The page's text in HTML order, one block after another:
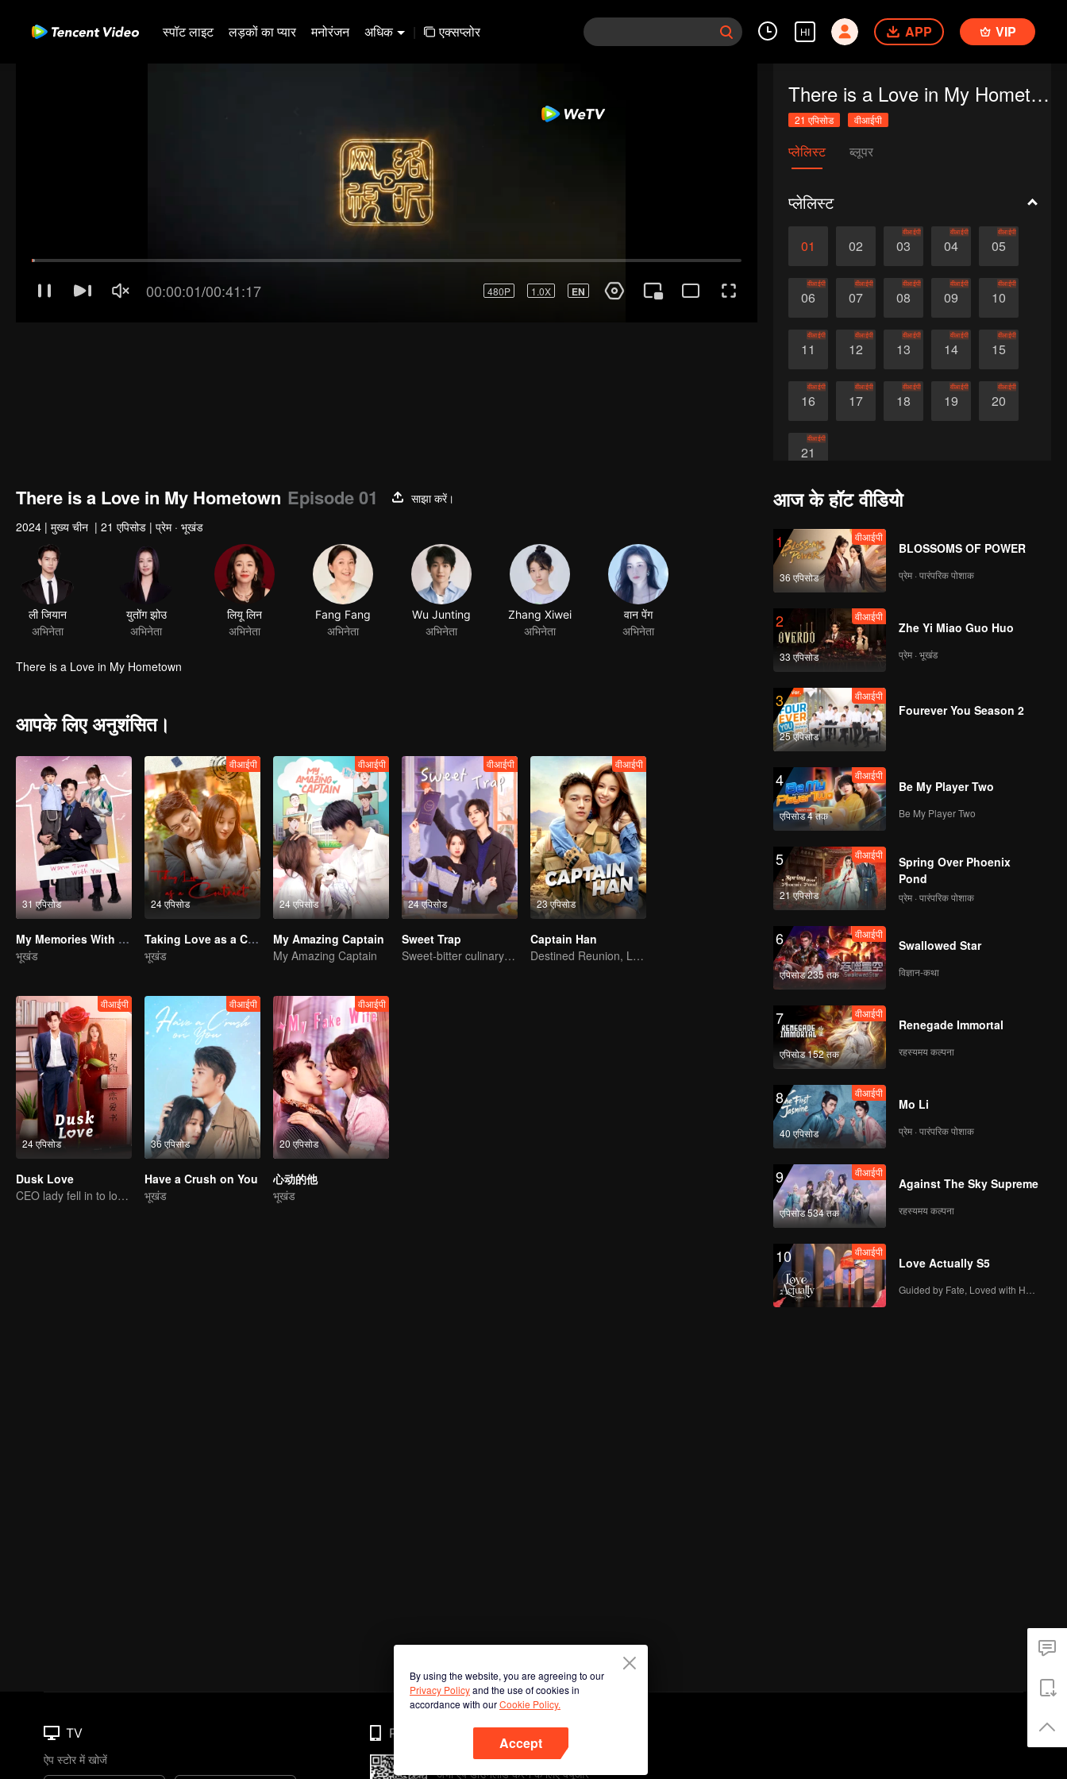
स्पॉट लाइट लड़कों का प्यार मनोरंजन अधिक | एक्सप्लोर HI APP VIP
There is a Love in My Hometown
21 एपिसोड वीआईपी
प्लेलिस्ट ब्लूपर
प्लेलिस्ट
01 02 03
वीआईपी
04
वीआईपी
05
वीआईपी
06
वीआईपी
07
वीआईपी
08
वीआईपी
09
वीआईपी
10
वीआईपी
11
वीआईपी
12
वीआईपी
13
वीआईपी
14
वीआईपी
15
वीआईपी
16
वीआईपी
17
वीआईपी
18
वीआईपी
19
वीआईपी
20
वीआईपी
21
वीआईपी
There is a Love in My Hometown Episode 01
साझा करें।
2024 | मुख्य चीन | 21 एपिसोड | प्रेम · भूखंड
ली जियान
अभिनेता
युतोंग झोउ
अभिनेता
लियू लिन
अभिनेता
Fang Fang
अभिनेता
There is a Love in My Hometown
आपके लिए अनुशंसित।
31 एपिसोड
My Memories With You
भूखंड
24 एपिसोड
वीआईपी
Taking Love as a Contract
भूखंड
24 एपिसोड
वीआईपी
My Amazing Captain
My Amazing Captain
24 एपिसोड
वीआईपी
Sweet Trap
Sweet-bitter culinary rivalry
23 एपिसोड
वीआईपी
Captain Han
Destined Reunion, Love in the Rainforest
24 एपिसोड
वीआईपी
Dusk Love
CEO lady fell in to love contract
36 एपिसोड
वीआईपी
Have a Crush on You
भूखंड
20 एपिसोड
वीआईपी
心动的他
भूखंड
आज के हॉट वीडियो
1
36 एपिसोड
वीआईपी
BLOSSOMS OF POWER
प्रेम · पारंपरिक पोशाक
2
33 एपिसोड
वीआईपी
Zhe Yi Miao Guo Huo
प्रेम · भूखंड
3
25 एपिसोड
वीआईपी
Fourever You Season 2
4
एपिसोड 4 तक
वीआईपी
Be My Player Two
Be My Player Two
5
21 एपिसोड
वीआईपी
Spring Over Phoenix
Pond
प्रेम · पारंपरिक पोशाक
6
एपिसोड 235 तक
वीआईपी
Swallowed Star
विज्ञान-कथा
7
एपिसोड 152 तक
वीआईपी
Renegade Immortal
रहस्यमय कल्पना
8
40 एपिसोड
वीआईपी
Mo Li
प्रेम · पारंपरिक पोशाक
9
एपिसोड 534 तक
वीआईपी
Against The Sky Supreme
रहस्यमय कल्पना
10 वीआईपी
Love Actually S5
By using the website, you are agreeing to our
Privacy Policyand the use of cookies in
accordance with ourCookie Policy.
Accept
TV
ऐप स्टोर में खोजें
Phone
अभी ऐप डाउनलोड करने के लिए क्यूआर